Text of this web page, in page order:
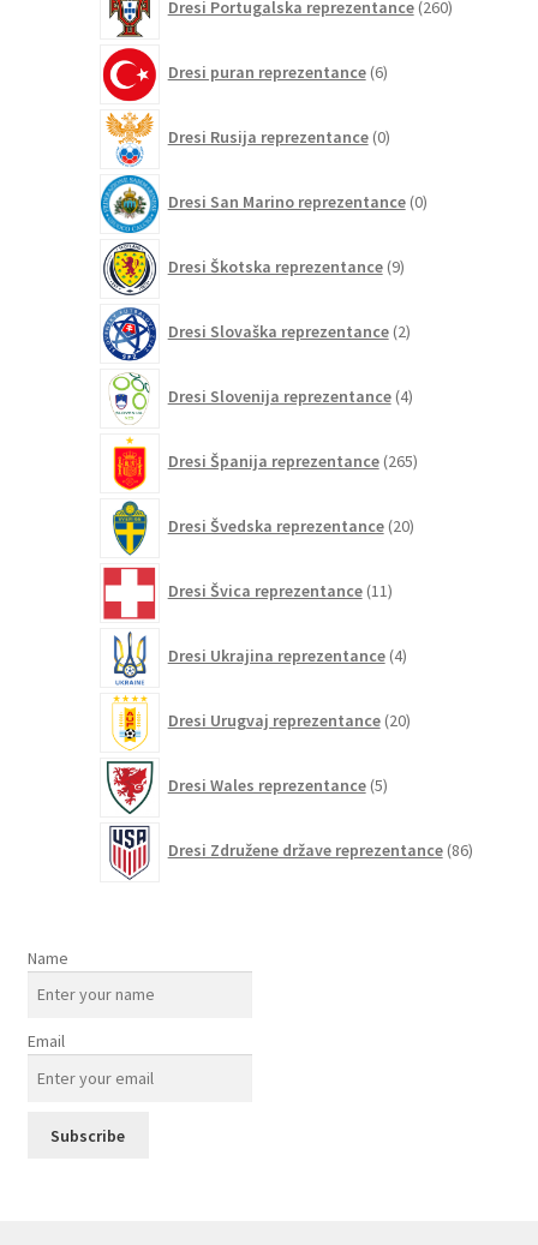
Dresi Portugalska reprezentance 260izdelkov
Dresi puran reprezentance 6izdelkov
Dresi Rusija reprezentance 0izdelkov
Dresi San Marino reprezentance 0izdelkov
Dresi Škotska reprezentance 9izdelkov
Dresi Slovaška reprezentance 2izdelka
Dresi Slovenija reprezentance 4izdelki
Dresi Španija reprezentance 265izdelkov
Dresi Švedska reprezentance 20izdelkov
Dresi Švica reprezentance 11izdelkov
Dresi Ukrajina reprezentance 4izdelki
Dresi Urugvaj reprezentance 20izdelkov
Dresi Wales reprezentance 5izdelkov
Dresi Združene države reprezentance 86izdelkov
Name
Email